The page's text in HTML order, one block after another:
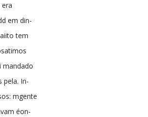
em din-
tem
mandado
pela. In-
mgente
éon-